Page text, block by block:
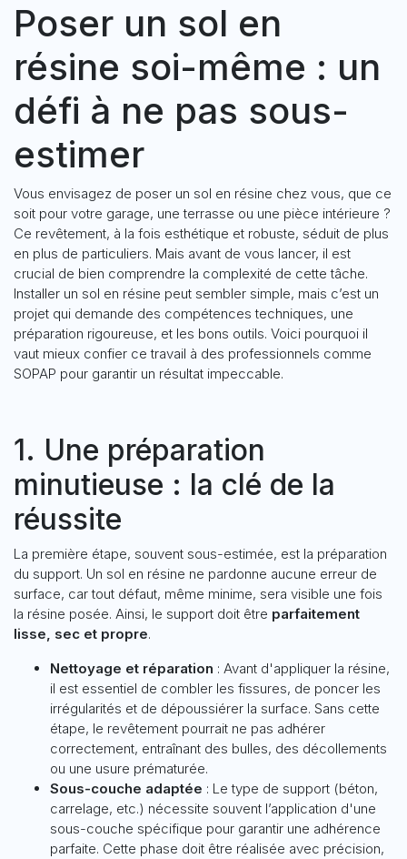
Poser un sol en
résine soi-même : un
défi à ne pas sous-
estimer
Vous envisagez de poser un sol en résine chez vous, que ce
soit pour votre garage, une terrasse ou une pièce intérieure ?
Ce revêtement, à la fois esthétique et robuste, séduit de plus
en plus de particuliers. Mais avant de vous lancer, il est
crucial de bien comprendre la complexité de cette tâche.
Installer un sol en résine peut sembler simple, mais c’est un
projet qui demande des compétences techniques, une
préparation rigoureuse, et les bons outils. Voici pourquoi il
vaut mieux confier ce travail à des professionnels comme
SOPAP pour garantir un résultat impeccable.
1. Une préparation
minutieuse : la clé de la
réussite
La première étape, souvent sous-estimée, est la préparation
du support. Un sol en résine ne pardonne aucune erreur de
surface, car tout défaut, même minime, sera visible une fois
la résine posée. Ainsi, le support doit être parfaitement
lisse, sec et propre.
Nettoyage et réparation : Avant d'appliquer la résine,
il est essentiel de combler les fissures, de poncer les
irrégularités et de dépoussiérer la surface. Sans cette
étape, le revêtement pourrait ne pas adhérer
correctement, entraînant des bulles, des décollements
ou une usure prématurée.
Sous-couche adaptée : Le type de support (béton,
carrelage, etc.) nécessite souvent l’application d'une
sous-couche spécifique pour garantir une adhérence
parfaite. Cette phase doit être réalisée avec précision,